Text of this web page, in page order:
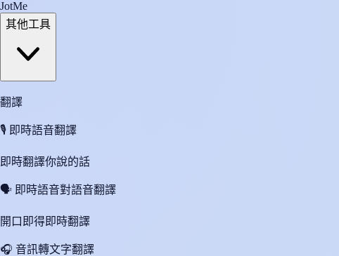
JotMe
其他工具
翻譯
🎙️ 即時語音翻譯
即時翻譯你說的話
🗣️ 即時語音對語音翻譯
開口即得即時翻譯
🎧 音訊轉文字翻譯